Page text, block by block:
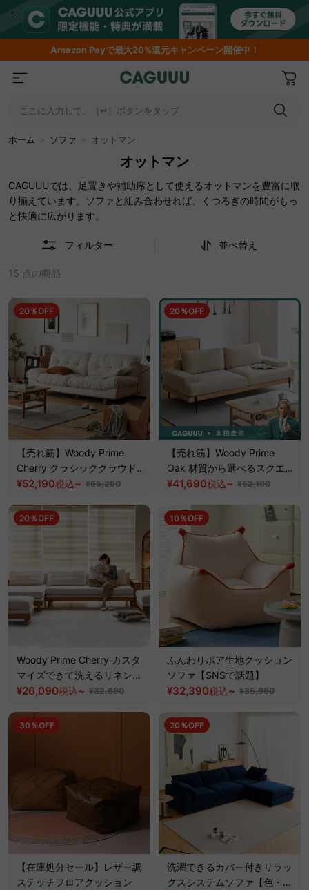
AmazonPayで最大20%還元キャンペーン開催中！
ここに入力して、［↵］ボタンをタップ
ホーム ソファ オットマン
オットマン
CAGUUUでは、足置きや補助席として使えるオットマンを豊富に取
り揃えています。ソファと組み合わせれば、くつろぎの時間がもっ
と快適に広がります。
フィルター 並べ替え
15 点の商品
20％OFF
【売れ筋】Woody Prime
Cherry クラシッククラウド
ソファ｜長く使える防水加工
スタマイズ可】【高級天然チ
ェリー材】
¥52,190税込~ ¥65,290
20％OFF
【売れ筋】Woody Prime
Oak 材質から選べるスクエア
クッションソファ【色・素材
ホワイトオーク材】
¥41,690税込~ ¥52,190
20％OFF
Woody Prime Cherry カスタ
マイズできて洗えるリネン生
地スクエアウッドフレームソ
可】【高級天然チェリー材】
¥26,090税込~ ¥32,690
10％OFF
ふんわりボア生地クッション
ソファ【SNSで話題】
¥32,390税込~ ¥35,990
30％OFF
【在庫処分セール】レザー調
ステッチフロアクッション
20％OFF
洗濯できるカバー付きリラッ
クスシステムソファ【色・素